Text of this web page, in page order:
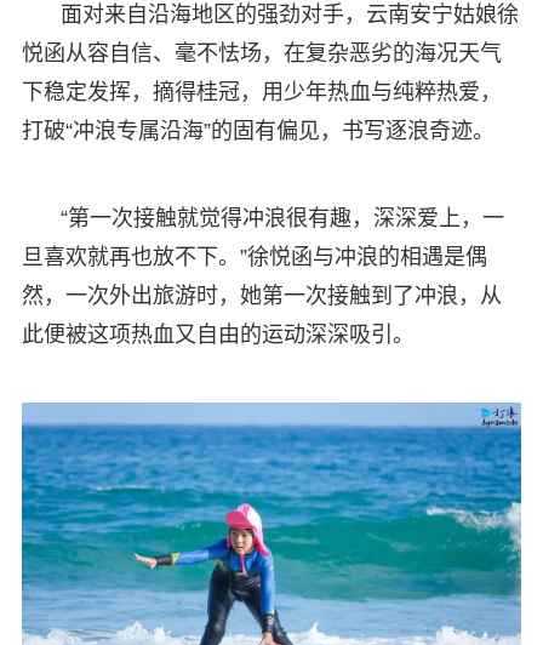
面对来自沿海地区的强劲对手，云南安宁姑娘徐
悦函从容自信、毫不怯场，在复杂恶劣的海况天气
下稳定发挥，摘得桂冠，用少年热血与纯粹热爱，
打破“冲浪专属沿海”的固有偏见，书写逐浪奇迹。
“第一次接触就觉得冲浪很有趣，深深爱上，一
旦喜欢就再也放不下。”徐悦函与冲浪的相遇是偶
然，一次外出旅游时，她第一次接触到了冲浪，从
此便被这项热血又自由的运动深深吸引。